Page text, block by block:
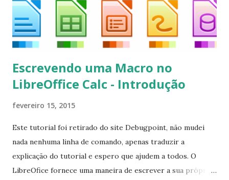
Escrevendo uma Macro no
LibreOffice Calc - Introdução
fevereiro 15, 2015
Este tutorial foi retirado do site Debugpoint, não mudei
nada nenhuma linha de comando, apenas traduzir a
explicação do tutorial e espero que ajudem a todos. O
LibreOfice fornece uma maneira de escrever a sua própria